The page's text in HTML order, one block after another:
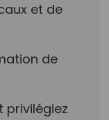
et de
de
privilégiez